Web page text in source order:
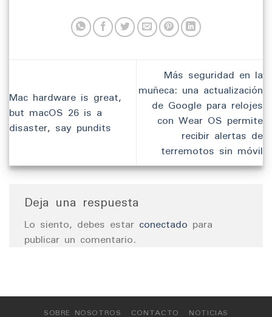
Mac hardware is great,
but macOS 26 is a
disaster, say pundits
Más seguridad en la
muñeca: una actualización
de Google para relojes
con Wear OS permite
recibir alertas de
terremotos sin móvil
Deja una respuesta
Lo siento, debes estar conectado para
publicar un comentario.
SOBRE NOSOTROS CONTACTO NOTICIAS